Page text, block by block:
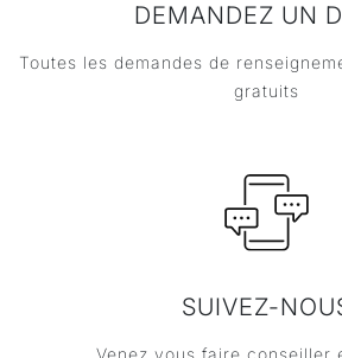
DEMANDEZ UN
Toutes les demandes de
gratuits
SUIVEZ-
Venez vous faire conseiller